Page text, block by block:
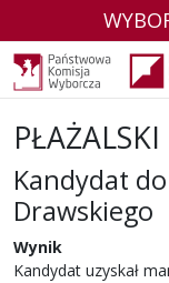
Kandydat
Drawskiego
w wyborach
Wynik
Kandydat uzyskał